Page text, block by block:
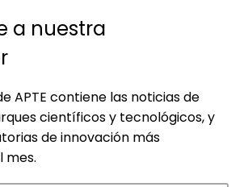
a nuestra
APTE contiene las noticias de
científicos y tecnológicos, y
de innovación más
mes.